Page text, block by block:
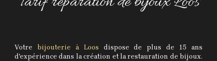
Votre bijouterie à Loos dispose de plus de 15 ans
d'expérience dans la création et la restauration de bijoux.